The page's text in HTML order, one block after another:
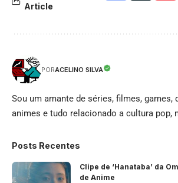
Article
PORACELINO SILVA
Sou um amante de séries, filmes, games,
animes e tudo relacionado a cultura pop,
Posts Recentes
Clipe de ‘Hanataba’ da
de Anime